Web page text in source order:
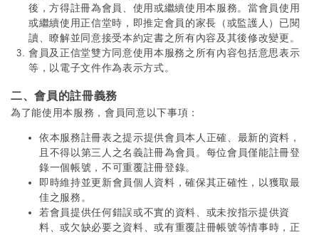
後，方得註冊為會員、使用或繼續使用本服務。當會員使用
或繼續使用正信堂時，即推定會員的家長（或監護人）已閱
讀、瞭解並同意接受本約定書之所有內容及其後修改變更。
會員及正信堂雙方同意使用本服務之所有內容包括意思表示
等，以電子文件作為表示方式。
二、會員的註冊義務
為了能使用本服務，會員同意以下事項：
依本服務註冊表之提示提供會員本人正確、最新的資料，
且不得以第三人之名義註冊為會員。每位會員僅能註冊登
錄一個帳號，不可重覆註冊登錄。
即時維持並更新會員個人資料，確保其正確性，以獲取最
佳之服務。
若會員提供任何錯誤或不實的資料、或未按指示提供資
料、或欠缺必要之資料、或有重覆註冊帳號等情事時，正